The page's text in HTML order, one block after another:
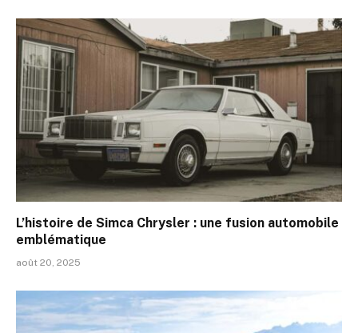
L’histoire de Simca Chrysler : une fusion automobile
emblématique
août 20, 2025